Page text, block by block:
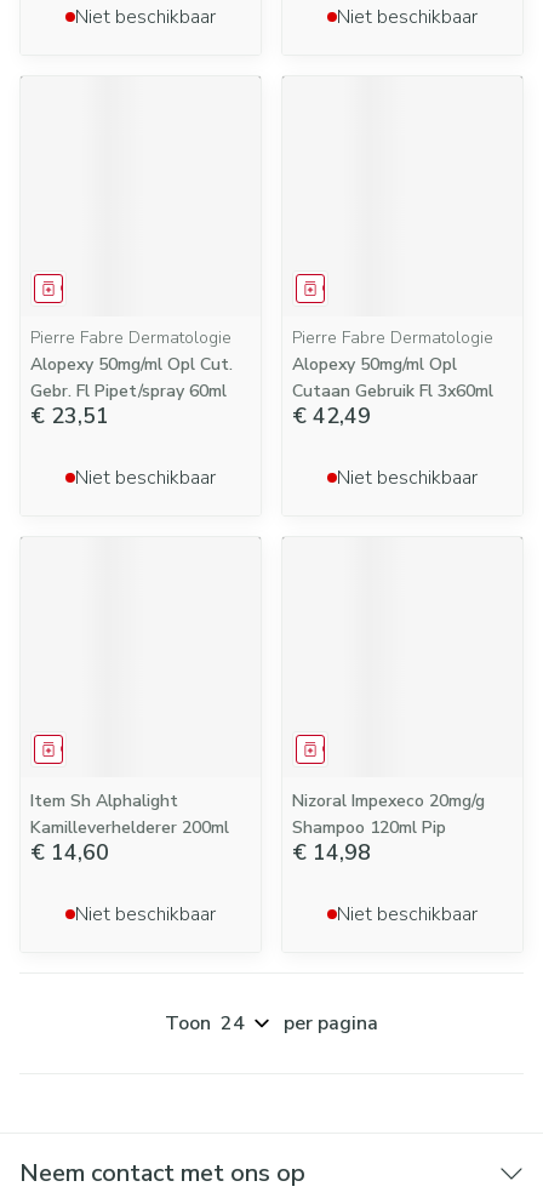
Niet beschikbaar Niet beschikbaar
Geneesmiddel
Pierre Fabre Dermatologie
Alopexy 50mg/ml Opl Cut.
Gebr. Fl Pipet/spray 60ml
€ 23,51
Niet beschikbaar
Geneesmiddel
Pierre Fabre Dermatologie
Alopexy 50mg/ml Opl
Cutaan Gebruik Fl 3x60ml
€ 42,49
Niet beschikbaar
Geneesmiddel
Item Sh Alphalight
Kamilleverhelderer 200ml
€ 14,60
Niet beschikbaar
Geneesmiddel
Nizoral Impexeco 20mg/g
Shampoo 120ml Pip
€ 14,98
Niet beschikbaar
Toon per pagina
Neem contact met ons op